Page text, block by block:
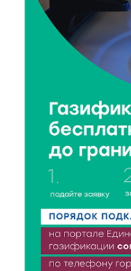
8 Авг 2026 14:37
Педагог детского
Кашинской —
Тверские экологи
8 Авг 2026 14:14
Виталий Королев
Калязине
8 Авг 2026 13:37
Чем удивит X
в 2026 году?